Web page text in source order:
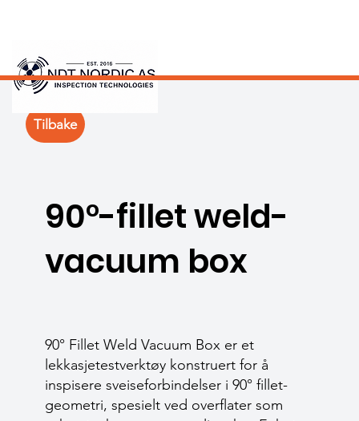
90°-fillet weld-
vacuum box
90° Fillet Weld Vacuum Box er et
lekkasjetestverktøy konstruert for å
inspisere sveiseforbindelser i 90° fillet-
geometri, spesielt ved overflater som
Tilbake